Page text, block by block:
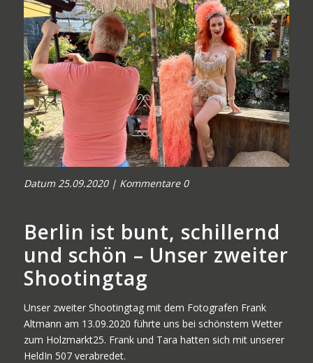
Datum 25.09.2020 | Kommentare 0
Berlin ist bunt, schillernd
und schön – Unser zweiter
Shootingtag
Unser zweiter Shootingtag mit dem Fotografen Frank
Altmann am 13.09.2020 führte uns bei schönstem Wetter
zum Holzmarkt25. Frank und Tara hatten sich mit unserer
HeldIn 507verabredet.